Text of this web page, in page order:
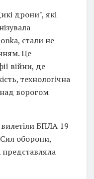
дрони", які
стали не
Це
війни, де
технологічна
над ворогом
БПЛА 19
оборони,
представляла